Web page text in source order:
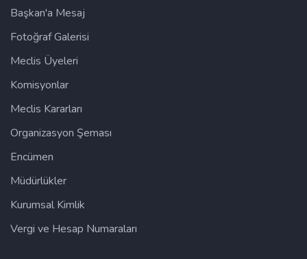
Başkan'a Mesaj
Fotoğraf Galerisi
Meclis Üyeleri
Komisyonlar
Meclis Kararları
Organizasyon Şeması
Encümen
Müdürlükler
Kurumsal Kimlik
Vergi ve Hesap Numaraları